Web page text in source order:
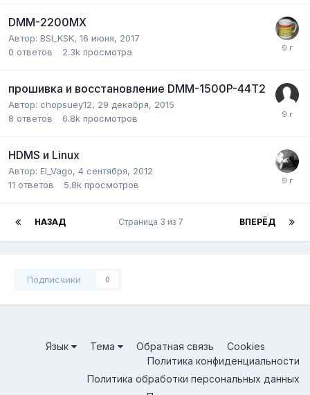
DMM-2200MX
Автор: BSI_KSK, 16 июня, 2017
0 ответов 2.3k просмотра
прошивка и восстановление DMM-1500P-44T2
Автор: chopsuey12, 29 декабря, 2015
8 ответов 6.8k просмотров
HDMS и Linux
Автор: El_Vago, 4 сентября, 2012
11 ответов 5.8k просмотров
НАЗАД ВПЕРЁД
Страница 3 из 7
Подписчики 0
Язык Тема Обратная связь
Cookies
Политика конфиденциальности
Политика обработки персональных данных